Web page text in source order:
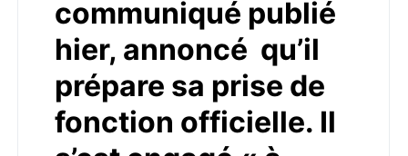
communiqué publié
hier, annoncé qu’il
prépare sa prise de
fonction officielle. Il